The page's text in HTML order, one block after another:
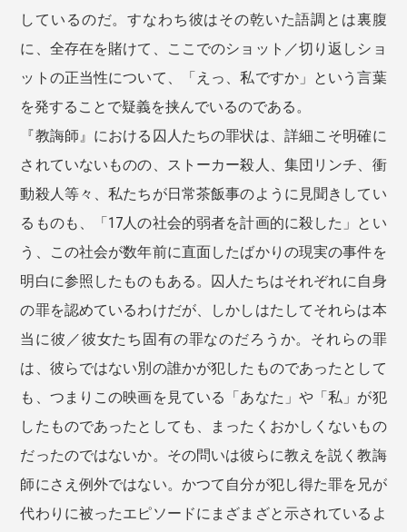
しているのだ。すなわち彼はその乾いた語調とは裏腹
に、全存在を賭けて、ここでのショット／切り返しショ
ットの正当性について、「えっ、私ですか」という言葉
を発することで疑義を挟んでいるのである。
『教誨師』における囚人たちの罪状は、詳細こそ明確に
されていないものの、ストーカー殺人、集団リンチ、衝
動殺人等々、私たちが日常茶飯事のように見聞きしてい
るものも、「17人の社会的弱者を計画的に殺した」とい
う、この社会が数年前に直面したばかりの現実の事件を
明白に参照したものもある。囚人たちはそれぞれに自身
の罪を認めているわけだが、しかしはたしてそれらは本
当に彼／彼女たち固有の罪なのだろうか。それらの罪
は、彼らではない別の誰かが犯したものであったとして
も、つまりこの映画を見ている「あなた」や「私」が犯
したものであったとしても、まったくおかしくないもの
だったのではないか。その問いは彼らに教えを説く教誨
師にさえ例外ではない。かつて自分が犯し得た罪を兄が
代わりに被ったエピソードにまざまざと示されているよ